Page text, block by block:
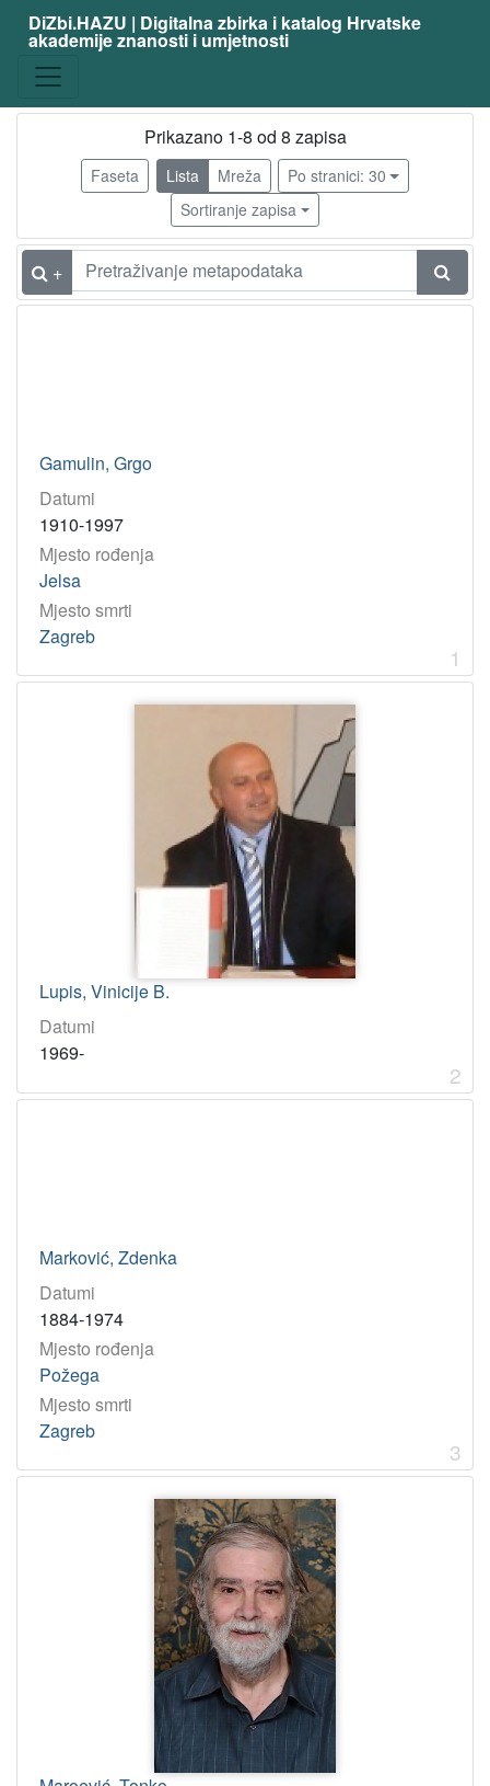
zanimanje
povjesničar umjetnosti
6
likovni kritičar
prevoditelj
1
Godina
1941
DiZbi.HAZU | Digitalna zbirka i katalog Hrvatske
akademije znanosti i umjetnosti
Prikazano 1-8 od 8 zapisa
Faseta Lista Mreža
Po stranici: 30
Sortiranje zapisa
+
Gamulin, Grgo
Datumi
1910-1997
Mjesto rođenja
Jelsa
Mjesto smrti
Zagreb
1
Lupis, Vinicije B.
Datumi
1969-
2
Marković, Zdenka
Datumi
1884-1974
Mjesto rođenja
Požega
Mjesto smrti
Zagreb
3